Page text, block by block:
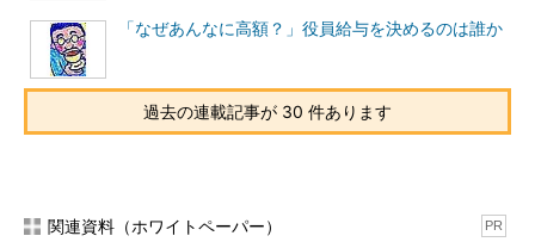
「なぜあんなに高額？」役員給与を決めるのは誰か
過去の連載記事が 30 件あります
関連資料（ホワイトペーパー） PR